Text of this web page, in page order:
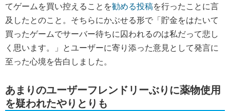
てゲームを買い控えることを勧める投稿を行ったことに言
及したとのこと。そちらにかぶせる形で「貯金をはたいて
買ったゲームでサーバー待ちに囚われるのは私だって悲し
く思います。」とユーザーに寄り添った意見として発言に
至った心境を告白しました。
あまりのユーザーフレンドリーぶりに薬物使用
を疑われたやりとりも